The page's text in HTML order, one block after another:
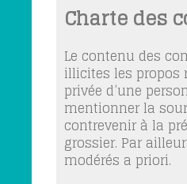
Charte des
Le contenu des
illicites les propos
privée d’une
mentionner la
contrevenir à la
grossier. Par
modérés a priori.